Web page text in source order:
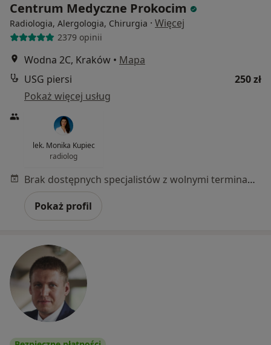
Centrum Medyczne Prokocim
Radiologia, Alergologia, Chirurgia · Więcej
2379 opinii
Wodna 2C, Kraków • Mapa
USG piersi
250 zł
Pokaż więcej usług
lek. Monika Kupiec
radiolog
Brak dostępnych specjalistów z wolnymi terminami w tym centrum medycznym.
Pokaż profil